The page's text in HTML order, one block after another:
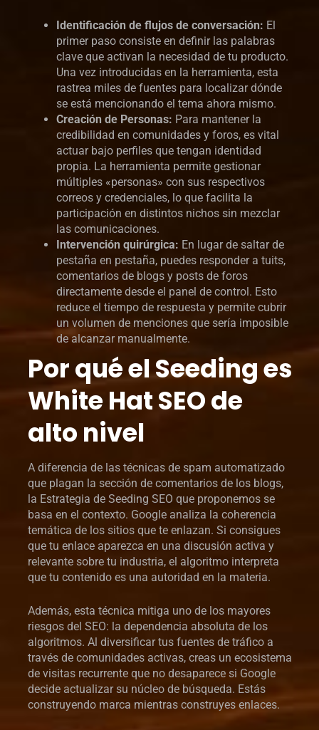
Identificación de flujos de conversación: El
primer paso consiste en definir las palabras
clave que activan la necesidad de tu producto.
Una vez introducidas en la herramienta, esta
rastrea miles de fuentes para localizar dónde
se está mencionando el tema ahora mismo.
Creación de Personas: Para mantener la
credibilidad en comunidades y foros, es vital
actuar bajo perfiles que tengan identidad
propia. La herramienta permite gestionar
múltiples «personas» con sus respectivos
correos y credenciales, lo que facilita la
participación en distintos nichos sin mezclar
las comunicaciones.
Intervención quirúrgica: En lugar de saltar de
pestaña en pestaña, puedes responder a tuits,
comentarios de blogs y posts de foros
directamente desde el panel de control. Esto
reduce el tiempo de respuesta y permite cubrir
un volumen de menciones que sería imposible
de alcanzar manualmente.
Por qué el Seeding es
White Hat SEO de
alto nivel
A diferencia de las técnicas de spam automatizado
que plagan la sección de comentarios de los blogs,
la Estrategia de Seeding SEO que proponemos se
basa en el contexto. Google analiza la coherencia
temática de los sitios que te enlazan. Si consigues
que tu enlace aparezca en una discusión activa y
relevante sobre tu industria, el algoritmo interpreta
que tu contenido es una autoridad en la materia.
Además, esta técnica mitiga uno de los mayores
riesgos del SEO: la dependencia absoluta de los
algoritmos. Al diversificar tus fuentes de tráfico a
través de comunidades activas, creas un ecosistema
de visitas recurrente que no desaparece si Google
decide actualizar su núcleo de búsqueda. Estás
construyendo marca mientras construyes enlaces.